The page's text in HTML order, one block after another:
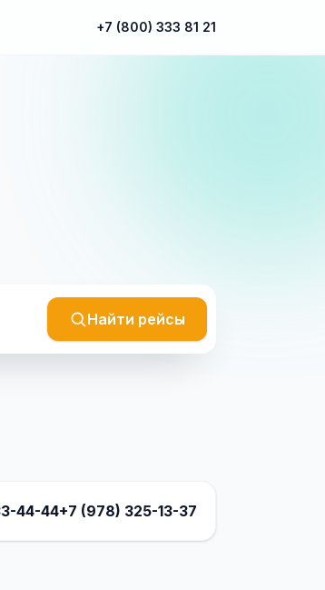
+7 (800) 333 81 21
Найти рейсы
44-44+7 (978) 325-13-37